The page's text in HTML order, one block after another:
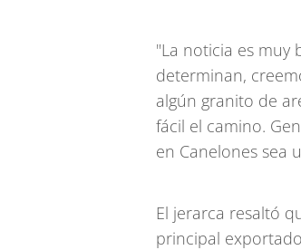
"La noticia es muy
determinan,
algún granito de
fácil el camino.
en Canelones sea
El jerarca resaltó
principal